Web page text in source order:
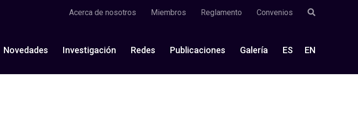
Acerca de nosotros Miembros Reglamento Convenios
Novedades Investigación Redes Publicaciones Galería ES EN